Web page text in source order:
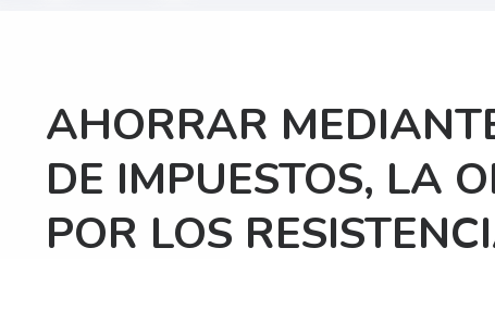
AHORRAR
DE IMPUESTOS, LA
POR LOS